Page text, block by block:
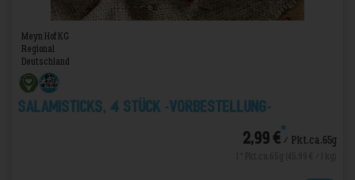
Meyn Hof KG
Regional
Deutschland
Salamisticks, 4 Stück -VORBESTELLUNG-
2,99 €*/ Pkt.ca.65g